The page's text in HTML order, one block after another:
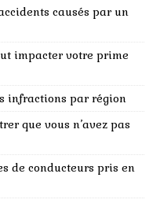
causés par un
impacter votre prime
infractions par région
que vous n’avez pas
de conducteurs pris en